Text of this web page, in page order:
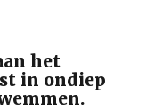
het
in ondiep